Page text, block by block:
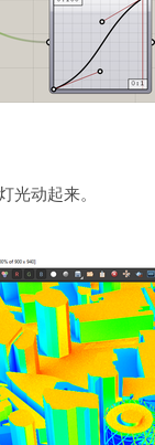
光动起来。